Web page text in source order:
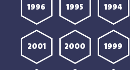
1994
1995
1996
1999
2000
2001